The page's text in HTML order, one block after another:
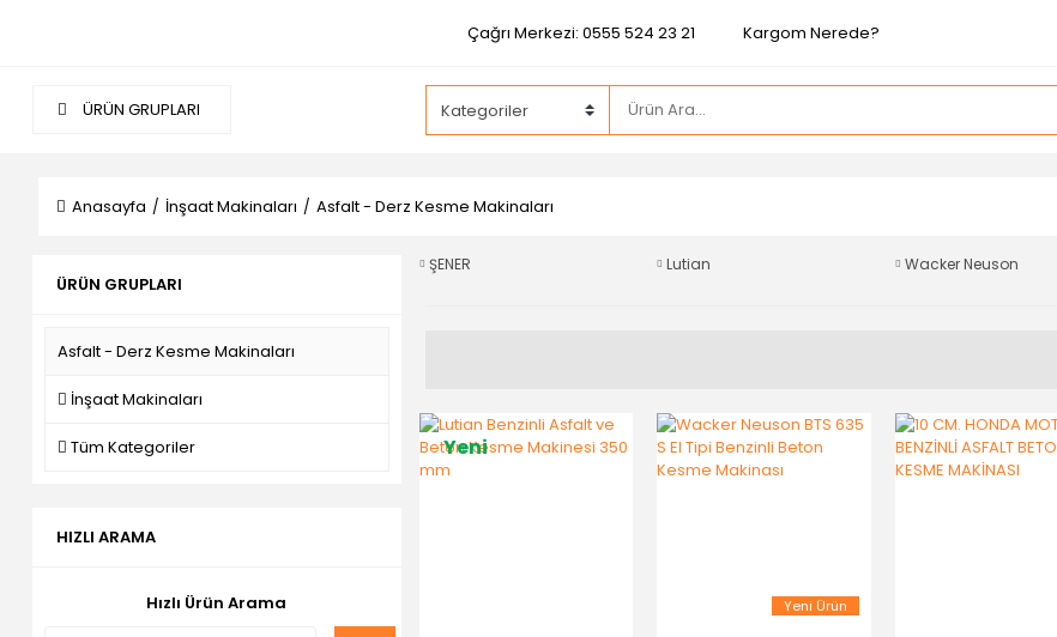
Çağrı Merkezi: 0555 524 23 21 Kargom Nerede?
ÜRÜN GRUPLARI
Anasayfa İnşaat Makinaları Asfalt - Derz Kesme Makinaları
ÜRÜN GRUPLARI
Asfalt - Derz Kesme Makinaları
İnşaat Makinaları
Tüm Kategoriler
HIZLI ARAMA
Hızlı Ürün Arama
ŞENER Lutian Wacker Neuson
Yeni
Yeni Ürün